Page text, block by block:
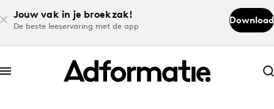
Jouw vak in je broekzak!
De beste leeservaring met de app
Download
Abonneer nu
Abonneer nu